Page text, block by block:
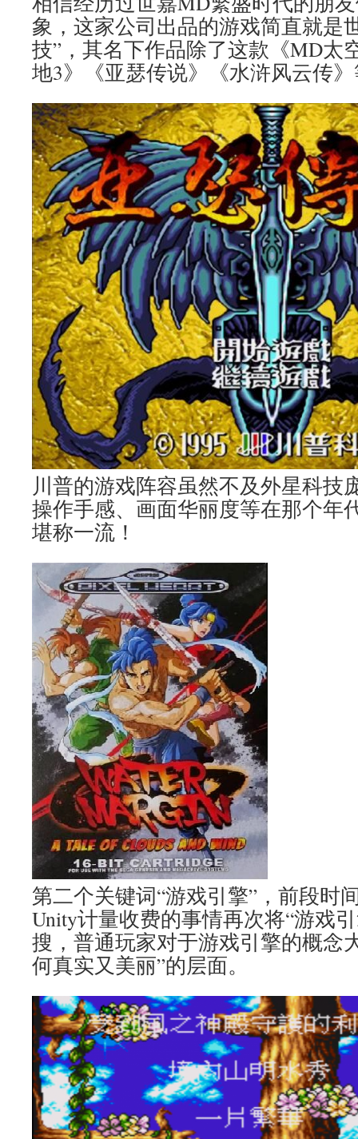
象，这家公司出品的游戏简直就是
技”，其名下作品除了这款《MD太
地3》《亚瑟传说》《水浒风云传
川普的游戏阵容虽然不及外星科技
操作手感、画面华丽度等在那个年
堪称一流！
第二个关键词“游戏引擎”，前段时
Unity计量收费的事情再次将“游戏
搜，普通玩家对于游戏引擎的概念
何真实又美丽”的层面。